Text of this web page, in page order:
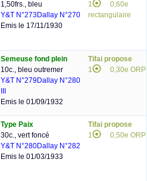
1,50frs., bleu
Y&T N°273Dallay N°270
Emis le 17/11/1930
1
0,60e
rectangulaire
Semeuse fond plein
10c., bleu outremer
Y&T N°279Dallay N°280
Emis le 01/09/1932
Tifai propose
1
0,30e ORP
Type Paix
30c., vert foncé
Y&T N°280Dallay N°282
Emis le 01/03/1933
Tifai propose
1
0,50e ORP